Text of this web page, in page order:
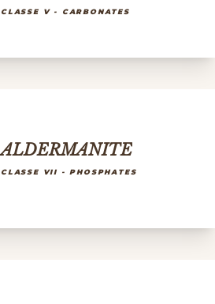
CLASSE V - CARBONATES
ALDERMANITE
CLASSE VII - PHOSPHATES